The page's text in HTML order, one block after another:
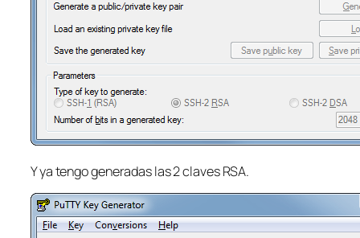
Y ya tengo generadas las 2 claves RSA.